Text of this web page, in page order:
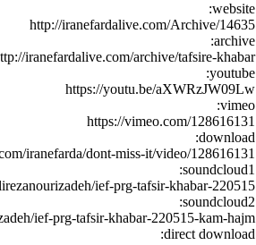
website:
http://iranefardalive.com/Archive/14635
archive:
iranefardalive.com/archive/tafsire-khabar/
youtube:
https://youtu.be/aXWRzJW09Lw
vimeo:
https://vimeo.com/128616131
download:
iranefarda/dont-miss-it/video/128616131
soundcloud1:
ief-prg-tafsir-khabar-220515
soundcloud2:
ief-prg-tafsir-khabar-220515-kam-hajm
direct download: